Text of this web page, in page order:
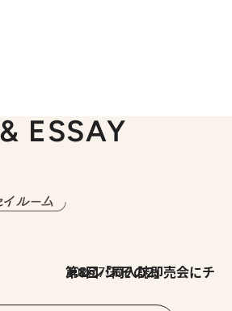
ESSAY
2026.7.30
第8回「同人誌即売会にチャレンジ その2」